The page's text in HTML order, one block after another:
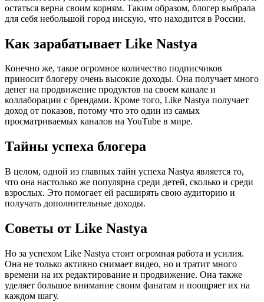
остаться верна своим корням. Таким образом, блогер выбрала
для себя небольшой город инскую, что находится в России.
Как зарабатывает Like Nastya
Конечно же, такое огромное количество подписчиков
приносит блогеру очень высокие доходы. Она получает много
денег на продвижение продуктов на своем канале и
коллаборации с брендами. Кроме того, Like Nastya получает
доход от показов, потому что это один из самых
просматриваемых каналов на YouTube в мире.
Тайны успеха блогера
В целом, одной из главных тайн успеха Nastya является то,
что она настолько же популярна среди детей, сколько и среди
взрослых. Это помогает ей расширять свою аудиторию и
получать дополнительные доходы.
Советы от Like Nastya
Но за успехом Like Nastya стоит огромная работа и усилия.
Она не только активно снимает видео, но и тратит много
времени на их редактирование и продвижение. Она также
уделяет большое внимание своим фанатам и поощряет их на
каждом шагу.